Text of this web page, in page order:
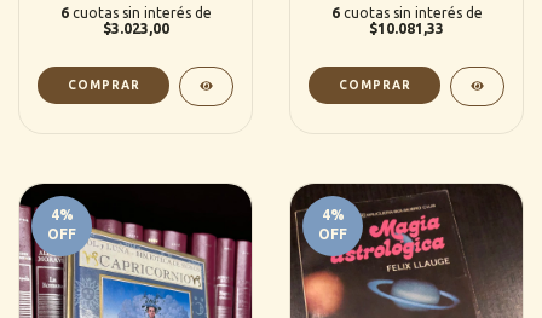
6 cuotas sin interés de
$3.023,00
6 cuotas sin interés de
$10.081,33
4%
OFF
4%
OFF